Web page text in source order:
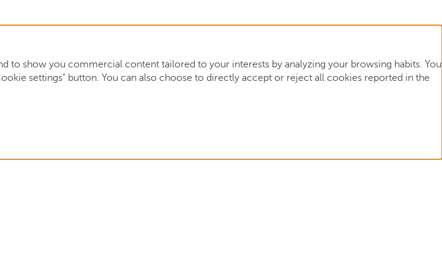
to show you commercial content tailored to your interests by analyzing your browsing habits. You
settings" button. You can also choose to directly accept or reject all cookies reported in the